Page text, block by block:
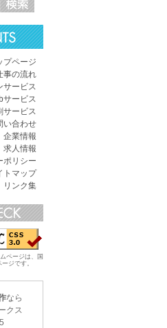
プページ
事の流れ
サービス
サービス
サービス
い合わせ
企業情報
求人情報
ポリシー
トマップ
リンク集
ページは、国
ジです。
なら
クス